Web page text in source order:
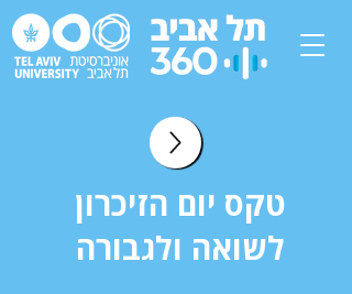
טקס יום הזיכרון
לשואה ולגבורה